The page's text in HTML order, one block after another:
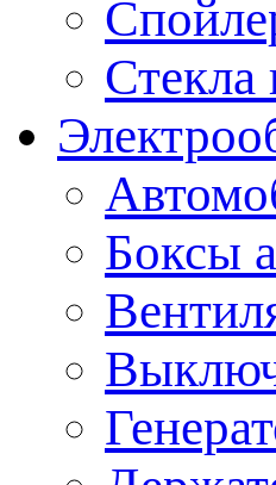
Стекла
Боксы